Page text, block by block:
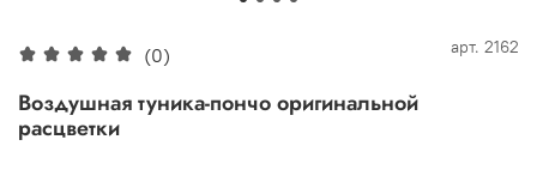
(0) арт. 2162
Воздушная туника-пончо оригинальной
расцветки